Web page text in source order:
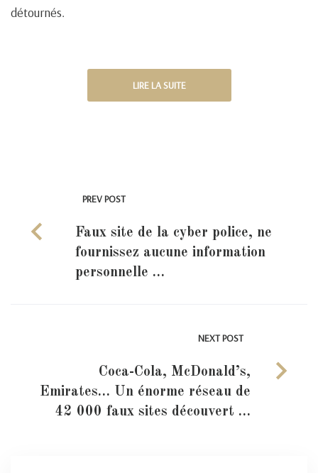
détournés.
LIRE LA SUITE
PREV POST
Faux site de la cyber police, ne
fournissez aucune information
personnelle …
NEXT POST
Coca-Cola, McDonald’s,
Emirates… Un énorme réseau de
42 000 faux sites découvert …